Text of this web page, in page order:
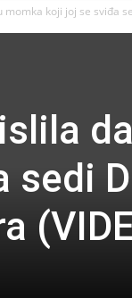
koji joj se sviđa
sedi